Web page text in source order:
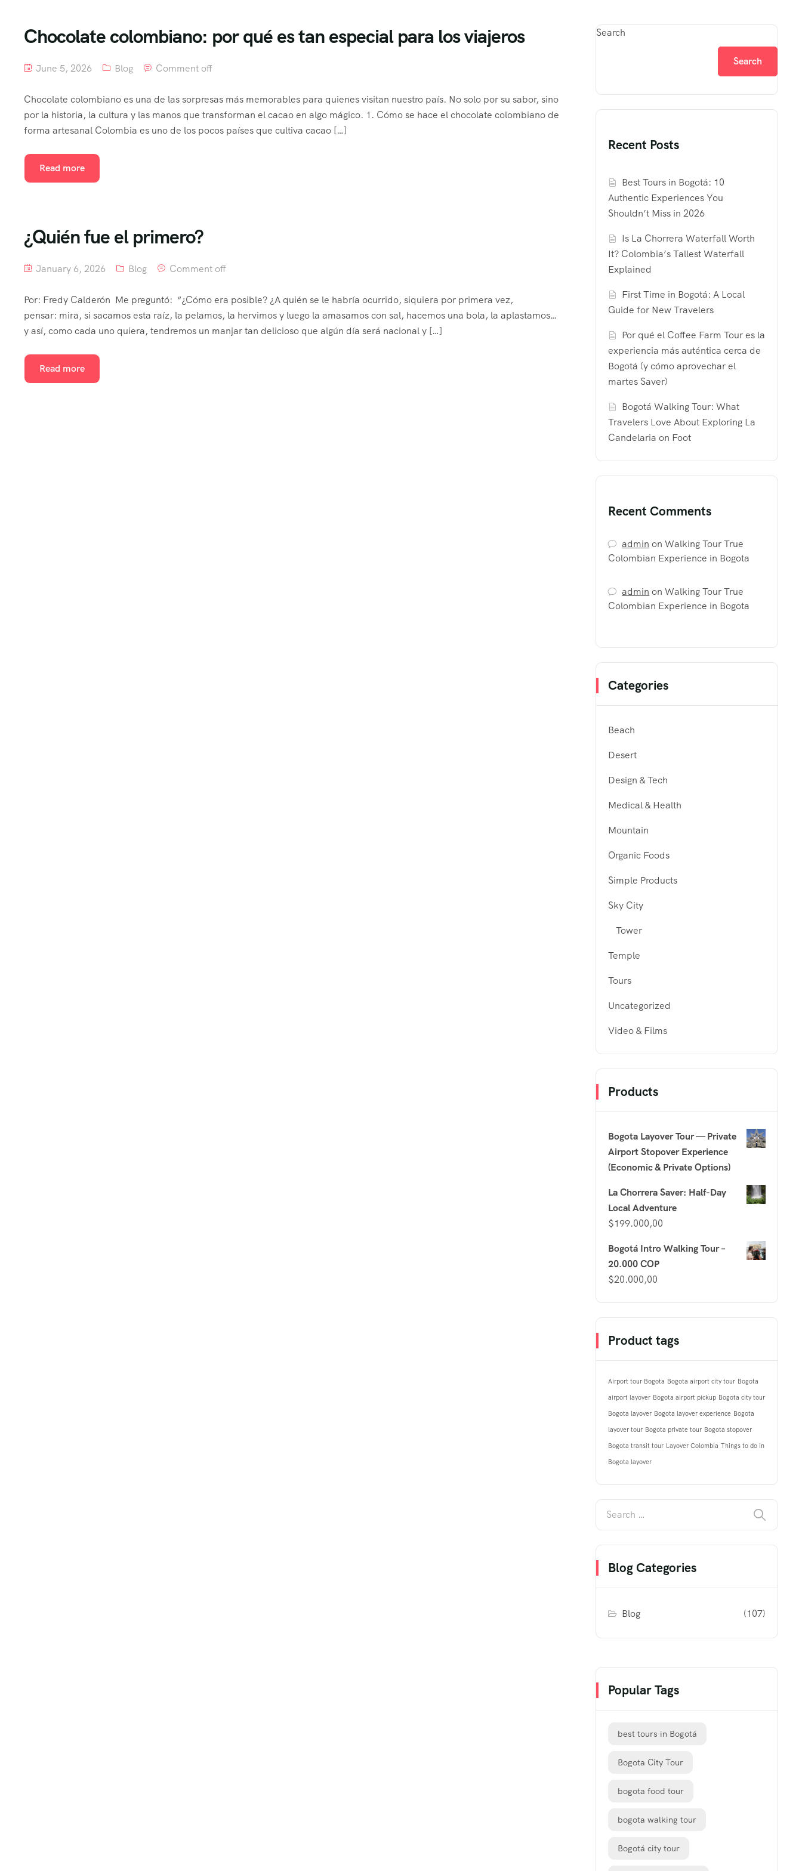
Chocolate colombiano: por qué es tan especial para los viajeros
June 5, 2026 Blog Comment off
Chocolate colombiano es una de las sorpresas más memorables para quienes visitan nuestro país. No solo por su sabor, sino
por la historia, la cultura y las manos que transforman el cacao en algo mágico. 1. Cómo se hace el chocolate colombiano de
forma artesanal Colombia es uno de los pocos países que cultiva cacao […]
Read more
¿Quién fue el primero?
January 6, 2026 Blog Comment off
Por: Fredy Calderón Me preguntó: “¿Cómo era posible? ¿A quién se le habría ocurrido, siquiera por primera vez,
pensar: mira, si sacamos esta raíz, la pelamos, la hervimos y luego la amasamos con sal, hacemos una bola, la aplastamos…
y así, como cada uno quiera, tendremos un manjar tan delicioso que algún día será nacional y […]
Read more
Search
Search
Recent Posts
Best Tours in Bogotá: 10
Authentic Experiences You
Shouldn’t Miss in 2026
Is La Chorrera Waterfall Worth
It? Colombia’s Tallest Waterfall
Explained
First Time in Bogotá: A Local
Guide for New Travelers
Por qué el Coffee Farm Tour es la
experiencia más auténtica cerca de
Bogotá (y cómo aprovechar el
martes Saver)
Bogotá Walking Tour: What
Travelers Love About Exploring La
Candelaria on Foot
Recent Comments
admin onWalking Tour True
Colombian Experience in Bogota
admin onWalking Tour True
Colombian Experience in Bogota
Categories
Beach
Desert
Design & Tech
Medical & Health
Mountain
Organic Foods
Simple Products
Sky City
Tower
Temple
Tours
Uncategorized
Video & Films
Products
Bogota Layover Tour — Private
Airport Stopover Experience
(Economic & Private Options)
La Chorrera Saver: Half-Day
Local Adventure
$199.000,00
Bogotá Intro Walking Tour –
20.000 COP
$20.000,00
Product tags
Airport tour Bogota Bogota airport city tour Bogota
airport layover Bogota airport pickup Bogota city tour
Bogota layover Bogota layover experience Bogota
layover tour Bogota private tour Bogota stopover
Bogota transit tour Layover Colombia Things to do in
Bogota layover
Blog Categories
Blog (107)
Popular Tags
best tours in Bogotá
Bogota City Tour
bogota food tour
bogota walking tour
Bogotá city tour